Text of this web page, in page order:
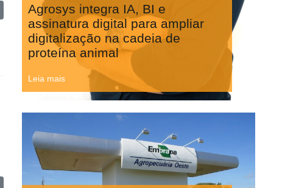
Agrosys integra IA, BI e
assinatura digital para ampliar
digitalização na cadeia de
proteína animal
Leia mais